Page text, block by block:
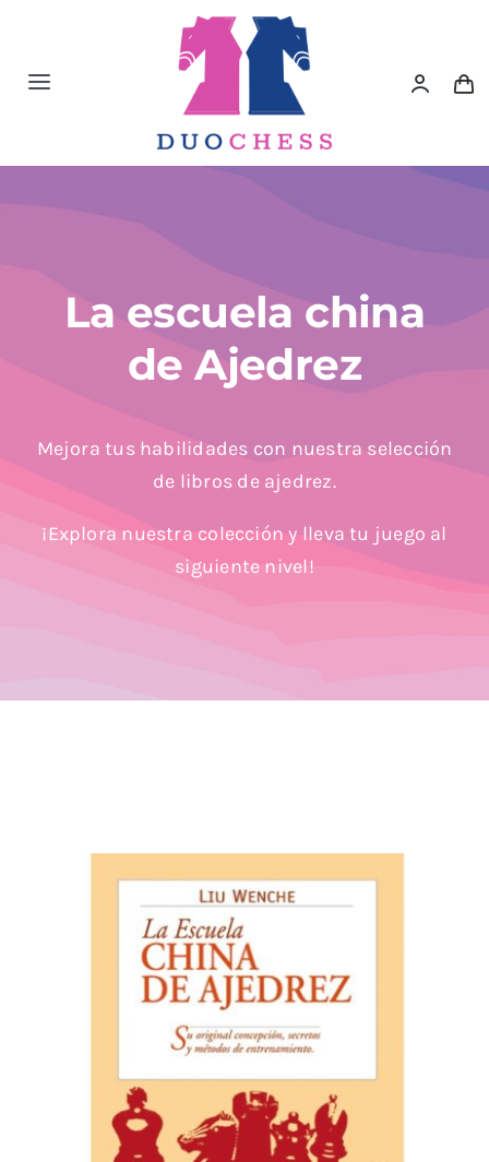
contenido
Toggle
Material de Ajedrez
Libros de Ajedrez
Juegos Educativos e Ingenio
La escuela china
de Ajedrez
Mejora tus habilidades con nuestra selección
de libros de ajedrez.
¡Explora nuestra colección y lleva tu juego al
siguiente nivel!